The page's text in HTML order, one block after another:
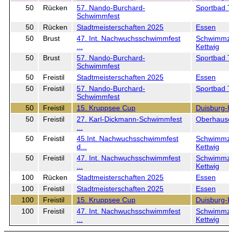
50
Rücken
57. Nando-Burchard-
Schwimmfest
Sportbad
50 Rücken Stadtmeisterschaften 2025
Essen
50
Brust
47. Int. Nachwuchsschwimmfest
Kettwig
50
Brust
57. Nando-Burchard-
Schwimmfest
Sportbad
50 Freistil Stadtmeisterschaften 2025
Essen
50
Freistil
57. Nando-Burchard-
Schwimmfest
Sportbad
50 Freistil 15. Kruppsee Cup
50
Freistil
27. Karl-Dickmann-Schwimmfest
50 Freistil
45.Int. Nachwuchsschwimmfest
d...
Kettwig
50
Freistil
47. Int. Nachwuchsschwimmfest
Kettwig
100
Rücken Stadtmeisterschaften 2025
Essen
100
Freistil Stadtmeisterschaften 2025
Essen
100
Freistil 15. Kruppsee Cup
100
Freistil
47. Int. Nachwuchsschwimmfest
Kettwig